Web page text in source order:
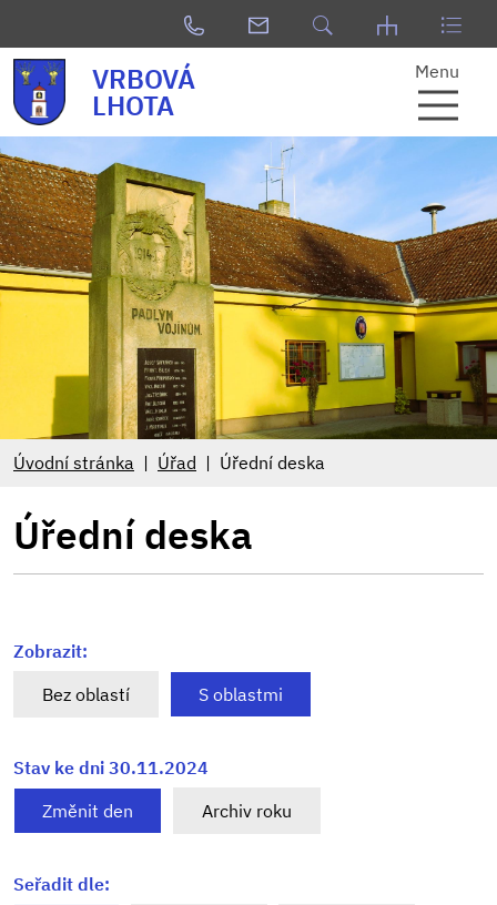
VRBOVÁ
LHOTA
Menu
Úvodní stránka Úřad Úřední deska
Úřední deska
Zobrazit:
Bez oblastí
S oblastmi
Stav ke dni 30.11.2024
Změnit den
Archiv roku
Seřadit dle: